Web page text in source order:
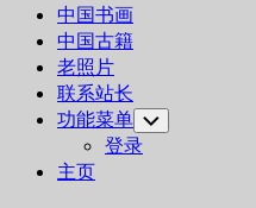
中国书画
中国古籍
老照片
联系站长
功能菜单 Toggle
Child
Menu
登录
主页